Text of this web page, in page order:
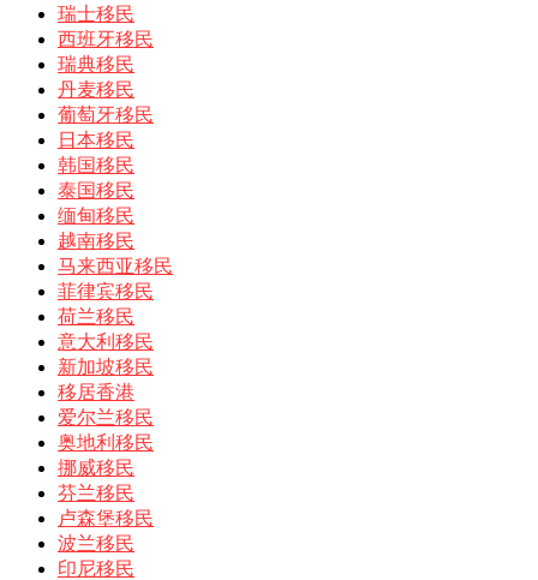
瑞士移民
西班牙移民
瑞典移民
丹麦移民
葡萄牙移民
日本移民
韩国移民
泰国移民
缅甸移民
越南移民
马来西亚移民
菲律宾移民
荷兰移民
意大利移民
新加坡移民
移居香港
爱尔兰移民
奥地利移民
挪威移民
芬兰移民
卢森堡移民
波兰移民
印尼移民